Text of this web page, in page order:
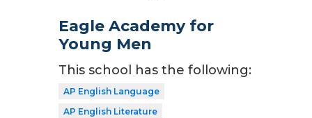
Eagle Academy for
Young Men
This school has the following:
AP English Language
AP English Literature